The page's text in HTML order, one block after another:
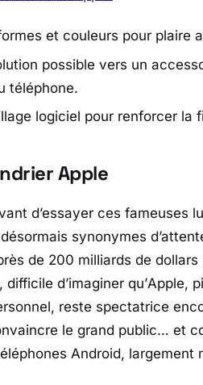
et couleurs pour plaire
possible vers un
téléphone.
logiciel pour renforcer la
Apple
d’essayer ces fameuses
synonymes
de 200 milliards de dollars
d’imaginer qu’Apple,
reste spectatrice
le grand public… et
Android, largement